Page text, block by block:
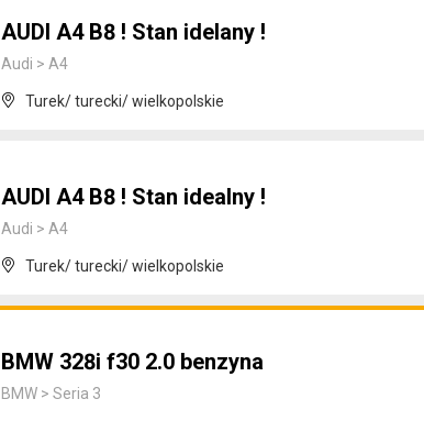
AUDI A4 B8 ! Stan idelany !
Audi > A4
Turek/ turecki/ wielkopolskie
AUDI A4 B8 ! Stan idealny !
Audi > A4
Turek/ turecki/ wielkopolskie
BMW 328i f30 2.0 benzyna
BMW > Seria 3